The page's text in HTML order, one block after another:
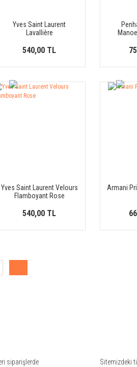
Yves Saint Laurent
Lavallière
540,00 TL
ÜRÜN
Yves Saint Laurent Velours
Flamboyant Rose
540,00 TL
YENİ
Armani
siparişlerde
Sitemizdeki